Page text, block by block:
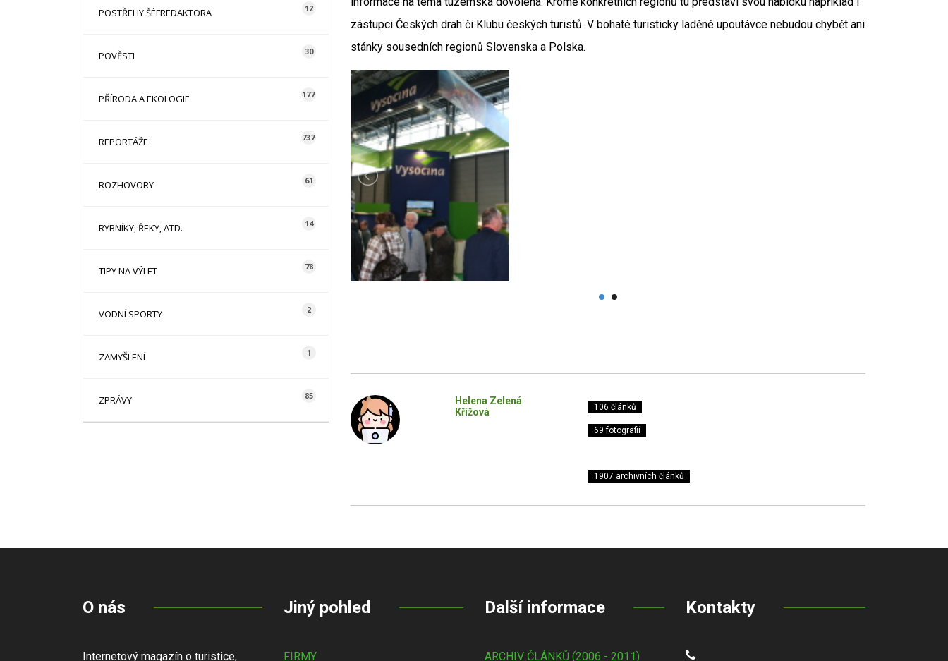
POSTŘEHY ŠÉFREDAKTORA 12
POVĚSTI 30
PŘÍRODA A EKOLOGIE 177
REPORTÁŽE 737
ROZHOVORY 61
RYBNÍKY, ŘEKY, ATD. 14
TIPY NA VÝLET 78
VODNÍ SPORTY 2
ZAMYŠLENÍ 1
ZPRÁVY 85
zástupci Českých drah či Klubu českých turistů. V bohaté turisticky laděné upoutávce nebudou chybět ani
stánky sousedních regionů Slovenska a Polska.
Helena Zelená
Křížová
106 článků
69 fotografií
1907 archivních článků
O nás
Internetový magazín o turistice,
Jiný pohled
FIRMY
Další informace
ARCHIV ČLÁNKŮ (2006 - 2011)
Kontakty